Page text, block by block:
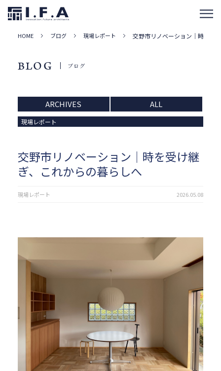
HOME ブログ 現場レポート 交野市リノベーション｜時を受
BLOG ブログ
ARCHIVES ALL
現場レポート
交野市リノベーション｜時を受け継
ぎ、これからの暮らしへ
現場レポート 2026.05.08